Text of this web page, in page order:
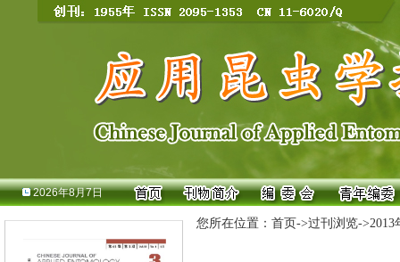
2026年8月7日
您所在位置： 首页->过刊浏览->2013